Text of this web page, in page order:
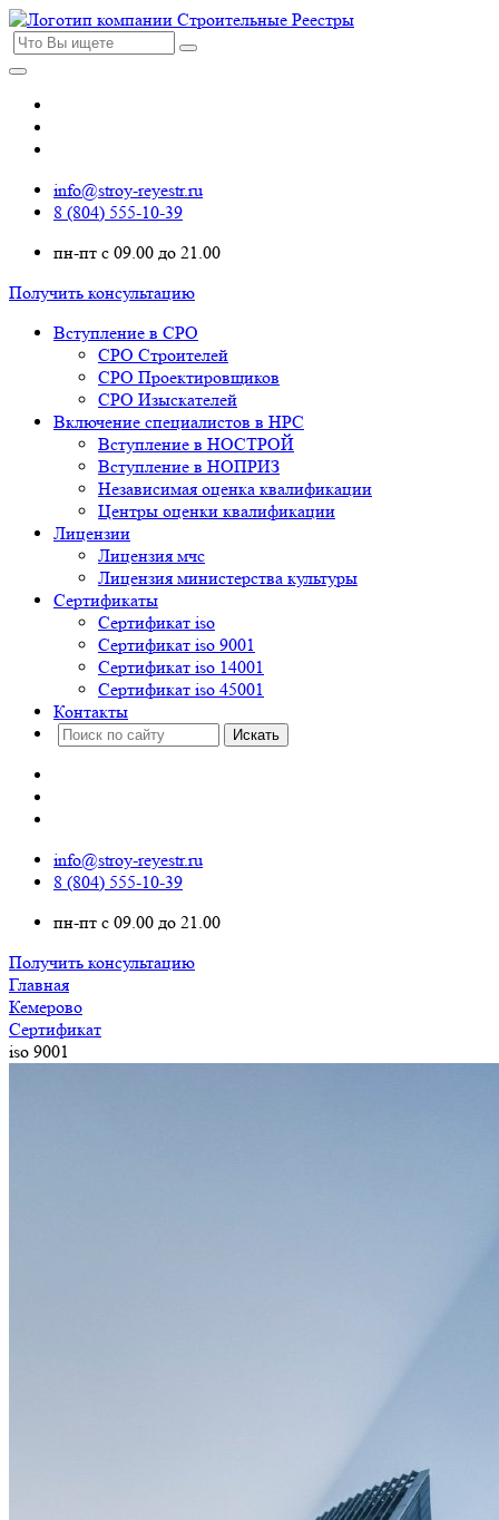
info@stroy-reyestr.ru
8 (804) 555-10-39
пн-пт с 09.00 до 21.00
Получить консультацию
Вступление в СРО
СРО Строителей
СРО Проектировщиков
СРО Изыскателей
Включение специалистов в НРС
Вступление в НОСТРОЙ
Вступление в НОПРИЗ
Независимая оценка квалификации
Центры оценки квалификации
Лицензии
Лицензия мчс
Лицензия министерства культуры
Сертификаты
Сертификат iso
Сертификат iso 9001
Сертификат iso 14001
Сертификат iso 45001
Контакты
info@stroy-reyestr.ru
8 (804) 555-10-39
пн-пт с 09.00 до 21.00
Получить консультацию
Главная
Кемерово
Сертификат
iso 9001